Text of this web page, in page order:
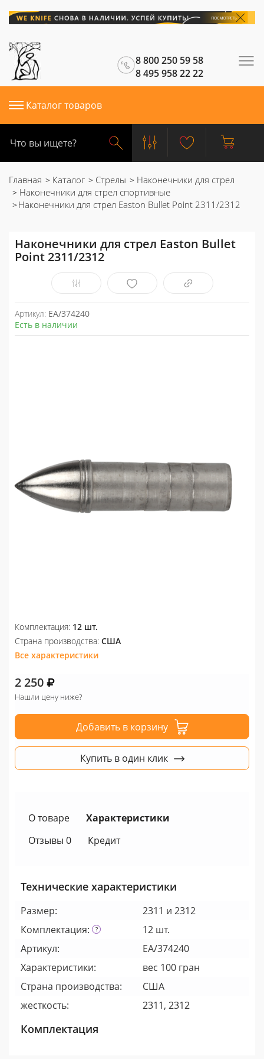
8 800 250 59 58
8 495 958 22 22
Каталог товаров
Главная Каталог Стрелы
Наконечники для стрел
Наконечники для стрел спортивные
Наконечники для стрел Easton Bullet Point 2311/2312
Наконечники для стрел Easton Bullet
Point 2311/2312
Артикул: EA/374240
Есть в наличии
Комплектация: 12 шт.
Страна производства: США
Все характеристики
2 250
Нашли цену ниже?
Добавить в корзину
Купить в один клик
О товаре
Характеристики
Отзывы 0
Кредит
Технические характеристики
Размер:
2311 и 2312
Комплектация:
12 шт.
Артикул:
EA/374240
Характеристики:
вес 100 гран
Страна производства:
США
жесткость:
2311, 2312
Комплектация